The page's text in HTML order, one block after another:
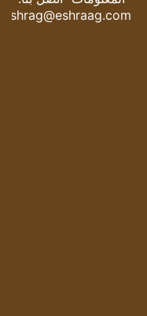
eshrag@eshraag.com